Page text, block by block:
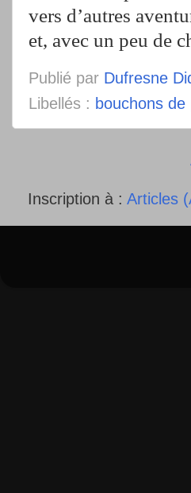
vers d’autres
et, avec un peu de
Publié par Dufresne
Libellés : bouchons de
Inscription à : Articles